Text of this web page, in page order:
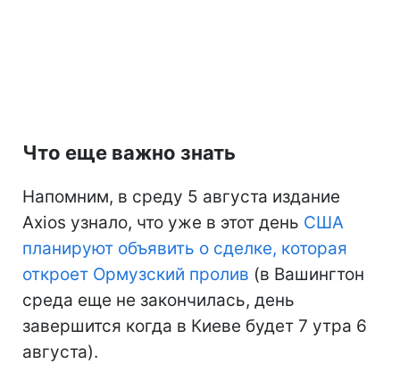
Что еще важно знать
Напомним, в среду 5 августа издание
Axios узнало, что уже в этот день США
планируют объявить о сделке, которая
откроет Ормузский пролив (в Вашингтон
среда еще не закончилась, день
завершится когда в Киеве будет 7 утра 6
августа).